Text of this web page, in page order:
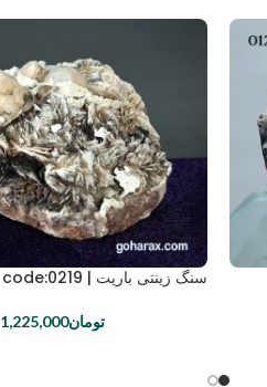
سنگ زینتی باریت | code:0219
تومان1,225,000